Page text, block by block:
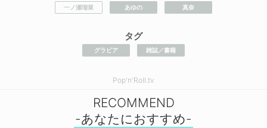
一ノ瀬瑠菜 あゆの 真奈
タグ
グラビア 雑誌／書籍
Pop'n'Roll.tv
RECOMMEND